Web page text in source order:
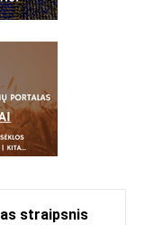
straipsnis